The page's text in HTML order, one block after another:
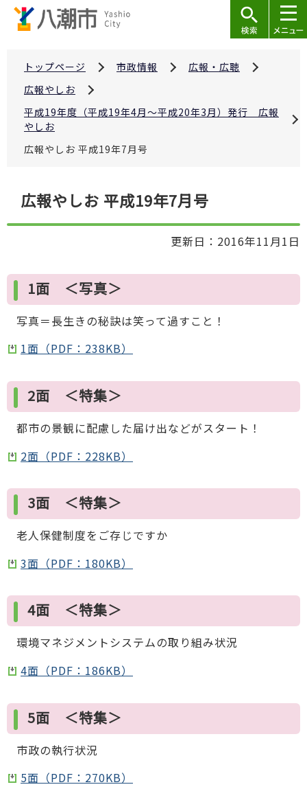
トップページ 市政情報
広報・広聴
広報やしお
平成19年度（平成19年4月～平成20年3月）発行 広報
やしお
広報やしお 平成19年7月号
こ
ら
広報やしお 平成19年7月号
更新日：2016年11月1日
1面 ＜写真＞
写真＝長生きの秘訣は笑って過すこと！
1面（PDF：238KB）
2面 ＜特集＞
都市の景観に配慮した届け出などがスタート！
2面（PDF：228KB）
3面 ＜特集＞
老人保健制度をご存じですか
3面（PDF：180KB）
4面 ＜特集＞
環境マネジメントシステムの取り組み状況
4面（PDF：186KB）
5面 ＜特集＞
市政の執行状況
5面（PDF：270KB）